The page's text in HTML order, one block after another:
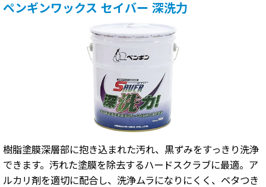
ペンギンワックス セイバー 深洗力
樹脂塗膜深層部に抱き込まれた汚れ、黒ずみをすっきり洗浄
できます。汚れた塗膜を除去するハードスクラブに最適。ア
ルカリ剤を適切に配合し、洗浄ムラになりにくく、ベタつき